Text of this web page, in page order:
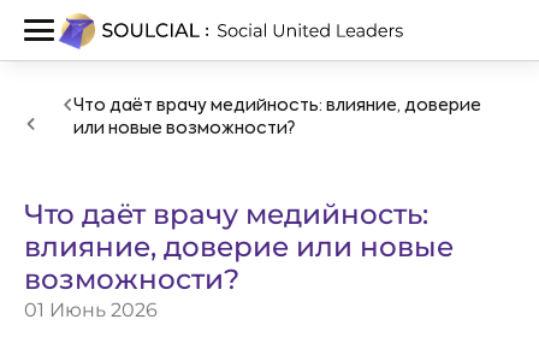
Что даёт врачу медийность: влияние, доверие
или новые возможности?
Что даёт врачу медийность:
влияние, доверие или новые
возможности?
01 Июнь 2026